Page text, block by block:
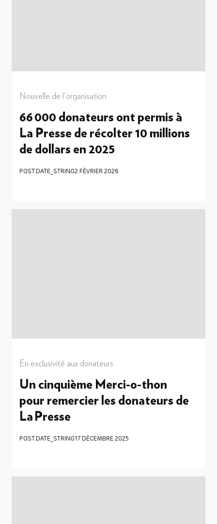
Nouvelle de l'organisation
66 000 donateurs ont permis à
La Presse de récolter 10 millions
de dollars en 2025
POST.DATE_STRING2 FÉVRIER 2026
En exclusivité aux donateurs
Un cinquième Merci-o-thon
pour remercier les donateurs de
La Presse
POST.DATE_STRING17 DÉCEMBRE 2025